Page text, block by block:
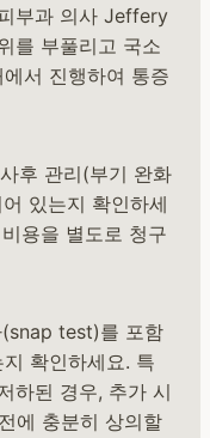
부과 의사 Jeffery
를 부풀리고 국소
서 진행하여 통증
후 관리(부기 완화
있는지 확인하세
용을 별도로 청구
test)를 포함
확인하세요. 특
하된 경우, 추가 시
에 충분히 상의할